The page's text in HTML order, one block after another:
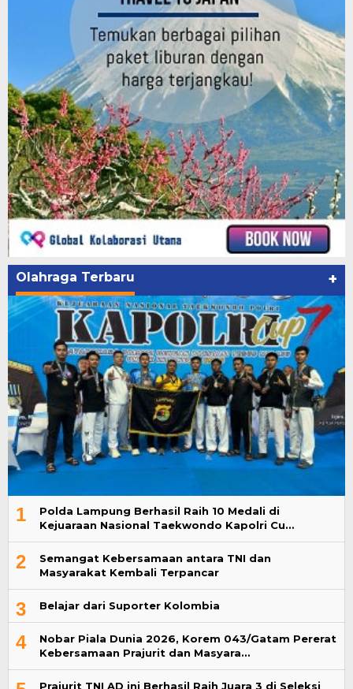
Olahraga Terbaru +
1
Polda Lampung Berhasil Raih 10 Medali di
Kejuaraan Nasional Taekwondo Kapolri Cu…
2
Semangat Kebersamaan antara TNI dan
Masyarakat Kembali Terpancar
3 Belajar dari Suporter Kolombia
4
Nobar Piala Dunia 2026, Korem 043/Gatam Pererat
Kebersamaan Prajurit dan Masyara…
Prajurit TNI AD ini Berhasil Raih Juara 3 di Seleksi